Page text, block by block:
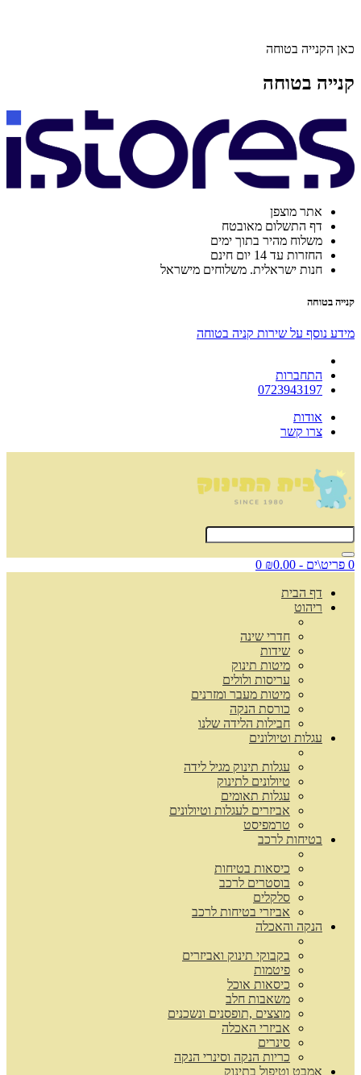
כאן הקנייה בטוחה
קנייה בטוחה
אתר מוצפן
דף התשלום מאובטח
משלוח מהיר בתוך ימים
החזרות עד 14 יום חינם
חנות ישראלית. משלוחים מישראל
קנייה בטוחה
מידע נוסף על שירות קניה בטוחה
התחברות
0723943197
אודות
צרו קשר
0 פריט\ים - ₪0.00 0
דף הבית
ריהוט
חדרי שינה
שידות
מיטות תינוק
עריסות ולולים
מיטות מעבר ומזרנים
כורסת הנקה
חבילות הלידה שלנו
עגלות וטיולונים
עגלות תינוק מגיל לידה
טיולונים לתינוק
עגלות תאומים
אביזרים לעגלות וטיולונים
טרמפיסט
בטיחות לרכב
כיסאות בטיחות
בוסטרים לרכב
סלקלים
אביזרי בטיחות לרכב
הנקה והאכלה
בקבוקי תינוק ואביזרים
פיטמות
כיסאות אוכל
משאבות חלב
מוצצים ,תופסנים ונשכנים
אביזרי האכלה
סינרים
כריות הנקה וסינרי הנקה
אמבט וטיפול בתינוק